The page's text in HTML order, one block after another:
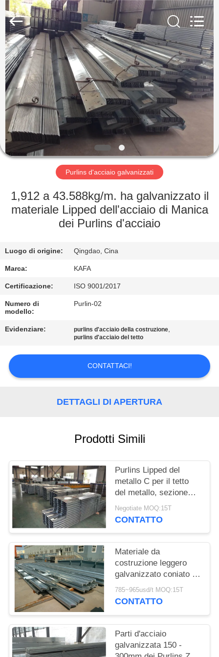
CASA.
PRODOTTI
VIDEO
SPETTACOLO
VR
CHI
SIAMO
ALLA
FABBRICA
CONTROLLO
DELLA
QUALITÀ
CONTATTACI
DEL
SITO
POLITICA
SULLA
RISERVATEZZA
Qingdao
KaFa
Fabrication
Co.,
Ltd..
Rights
Reserved.
Purlins d'acciaio galvanizzati
1,912 a 43.588kg/m. ha galvanizzato il
materiale Lipped dell'acciaio di Manica
dei Purlins d'acciaio
Luogo di origine: Qingdao, Cina
Marca: KAFA
Certificazione: ISO 9001/2017
Numero di
modello:
Purlin-02
Evidenziare: purlins d'acciaio della costruzione,
purlins d'acciaio del tetto
CONTATTACI!
DETTAGLI DI APERTURA
Prodotti Simili
Purlins Lipped del
metallo C per il tetto
del metallo, sezione
d'acciaio galvanizzata
dei Purlins C
Negotiate MOQ:15T
CONTATTO
Materiale da
costruzione leggero
galvanizzato coniato a
freddo del Purlin
dell'acciaio Z dei
785~965usd/t MOQ:15T
CONTATTO
Parti d'acciaio
galvanizzata 150 -